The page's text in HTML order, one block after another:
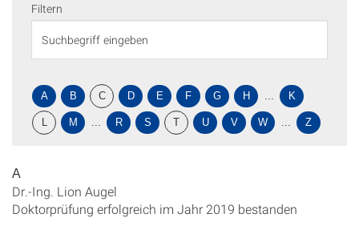
Filtern
A B C D E F G H ... K
L M ... R S T U V W ... Z
A
Dr.-Ing. Lion Augel
Doktorprüfung erfolgreich im Jahr 2019 bestanden